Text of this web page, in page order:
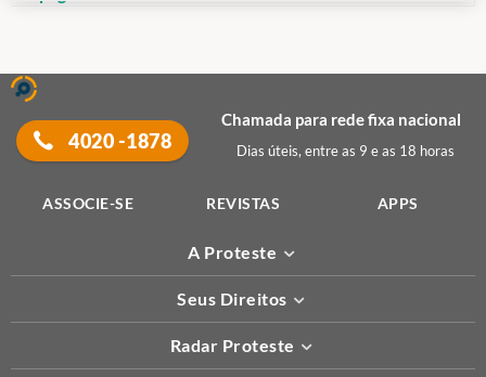
4020 -1878
Chamada para rede fixa nacional
Dias úteis, entre as 9 e as 18 horas
ASSOCIE-SE REVISTAS APPS
A Proteste
Seus Direitos
Radar Proteste